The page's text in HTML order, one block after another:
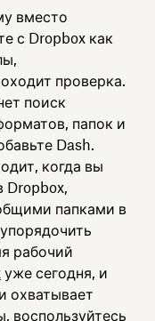
вместо
с Dropbox как
проверка.
поиск
папок и
Dash.
когда вы
Dropbox,
папками в
рабочий
уже сегодня, и
охватывает
воспользуйтесь